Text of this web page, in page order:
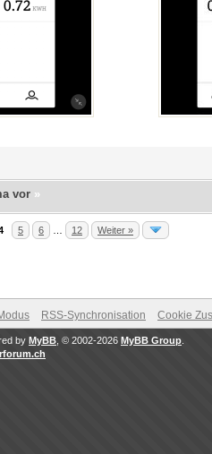
vor »
5 6 12 Weiter »
RSS-Synchronisation Cookie
by MyBB , © 2002-2026 MyBB Group